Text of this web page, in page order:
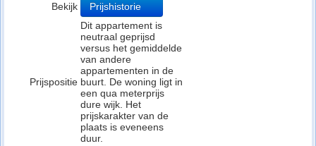
Bekijk Prijshistorie
Prijspositie
Dit appartement is
neutraal geprijsd
versus het gemiddelde
van andere
appartementen in de
buurt. De woning ligt in
een qua meterprijs
dure wijk. Het
prijskarakter van de
plaats is eveneens
duur.